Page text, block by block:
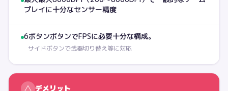
プレイに十分なセンサー精度
6ボタンボタンでFPSに必要十分な構成。
サイドボタンで武器切り替え等に対応
△ デメリット